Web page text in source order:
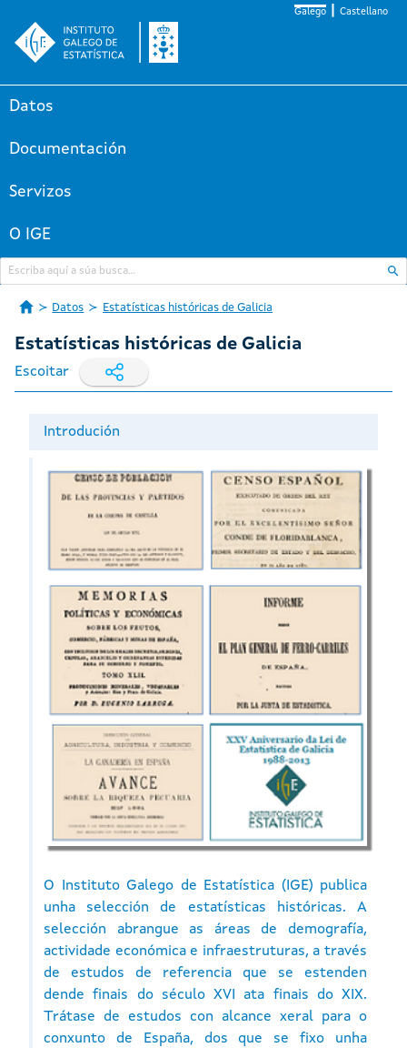
Galego Castellano
Datos
Documentación
Servizos
O IGE
Datos Estatísticas históricas de Galicia
Estatísticas históricas de Galicia
Escoitar
Introdución
O Instituto Galego de Estatística (IGE) publica
unha selección de estatísticas históricas. A
selección abrangue as áreas de demografía,
actividade económica e infraestruturas, a través
de estudos de referencia que se estenden
dende finais do século XVI ata finais do XIX.
Trátase de estudos con alcance xeral para o
conxunto de España, dos que se fixo unha